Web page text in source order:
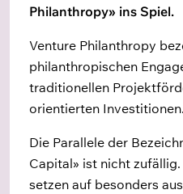
Philanthropy» ins Spiel.
Venture Philanthropy
philanthropischen
traditionellen Projektfö
orientierten Investitionen.
Die Parallele der
Capital» ist nicht
setzen auf besonders